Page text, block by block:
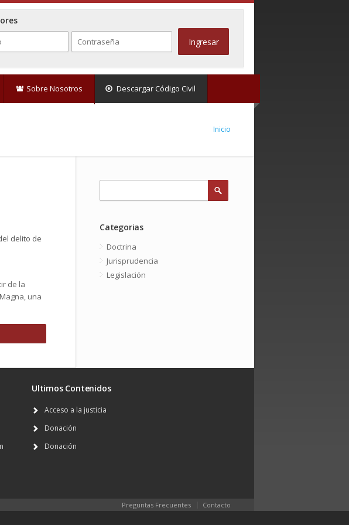
Sobre Nosotros Descargar Código Civil
Inicio
delito de
de la
una
Categorias
Doctrina
Jurisprudencia
Legislación
Ultimos Contenidos
Acceso a la justicia
Donación
Donación
Preguntas Frecuentes Contacto